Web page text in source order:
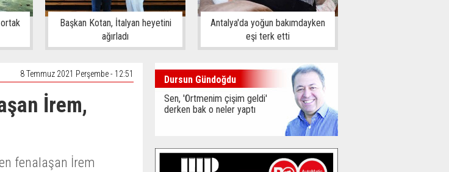
ortak
Başkan Kotan, İtalyan heyetini
ağırladı
Antalya'da yoğun bakımdayken
eşi terk etti
8 Temmuz 2021 Perşembe - 12:51
İrem,
fenalaşan İrem
Dursun Gündoğdu
Sen, 'Örtmenim çişim geldi'
derken bak o neler yaptı